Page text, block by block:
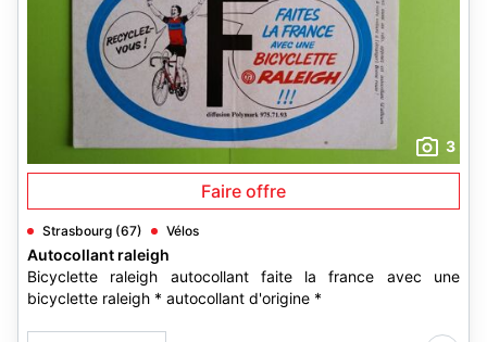
3
Faire offre
Strasbourg (67) Vélos
Autocollant raleigh
Bicyclette raleigh autocollant faite la france avec une
bicyclette raleigh * autocollant d'origine *